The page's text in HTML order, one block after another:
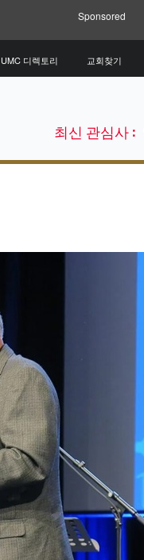
Sponsored
최신 관심사 :
UMC 디렉토리 교회찾기